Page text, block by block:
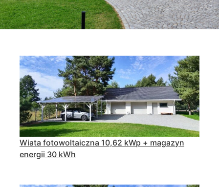
Wiata fotowoltaiczna 10,62 kWp + magazyn
energii 30 kWh